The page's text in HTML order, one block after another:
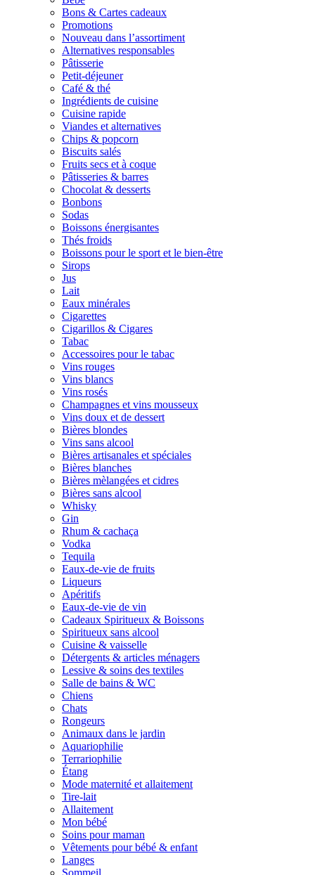
Bons & Cartes cadeaux
Promotions
Nouveau dans l’assortiment
Alternatives responsables
Pâtisserie
Petit-déjeuner
Café & thé
Ingrédients de cuisine
Cuisine rapide
Viandes et alternatives
Chips & popcorn
Biscuits salés
Fruits secs et à coque
Pâtisseries & barres
Chocolat & desserts
Bonbons
Sodas
Boissons énergisantes
Thés froids
Boissons pour le sport et le bien-être
Sirops
Jus
Lait
Eaux minérales
Cigarettes
Cigarillos & Cigares
Tabac
Accessoires pour le tabac
Vins rouges
Vins blancs
Vins rosés
Champagnes et vins mousseux
Vins doux et de dessert
Bières blondes
Vins sans alcool
Bières artisanales et spéciales
Bières blanches
Bières mèlangées et cidres
Bières sans alcool
Whisky
Gin
Rhum & cachaça
Vodka
Tequila
Eaux-de-vie de fruits
Liqueurs
Apéritifs
Eaux-de-vie de vin
Cadeaux Spiritueux & Boissons
Spiritueux sans alcool
Cuisine & vaisselle
Détergents & articles ménagers
Lessive & soins des textiles
Salle de bains & WC
Chiens
Chats
Rongeurs
Animaux dans le jardin
Aquariophilie
Terrariophilie
Étang
Mode maternité et allaitement
Tire-lait
Allaitement
Mon bébé
Soins pour maman
Vêtements pour bébé & enfant
Langes
Sommeil